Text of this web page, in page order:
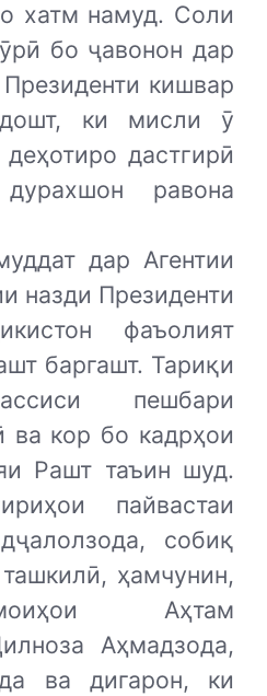
хатм намуд. Соли
бо ҷавонон дар
кишвар
ки мисли ӯ
дастгирӣ
равона
дар Агентии
назди Президенти
фаъолият
баргашт. Тариқи
пешбари
ва кор бо кадрҳои
Рашт таъин шуд.
пайвастаи
собиқ
ҳамчунин,
Аҳтам
Аҳмадзода,
ва дигарон, ки